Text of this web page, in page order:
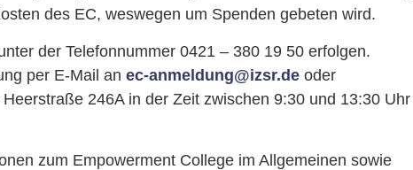
des EC, weswegen um Spenden gebeten wird.
der Telefonnummer 0421 – 380 19 50 erfolgen.
per E-Mail an ec-anmeldung@izsr.deoder
246A in der Zeit zwischen 9:30 und 13:30 Uhr
zum Empowerment College im Allgemeinen sowie